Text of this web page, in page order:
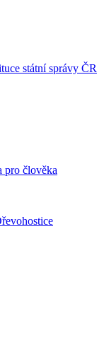
státní správy ČR
pro člověka